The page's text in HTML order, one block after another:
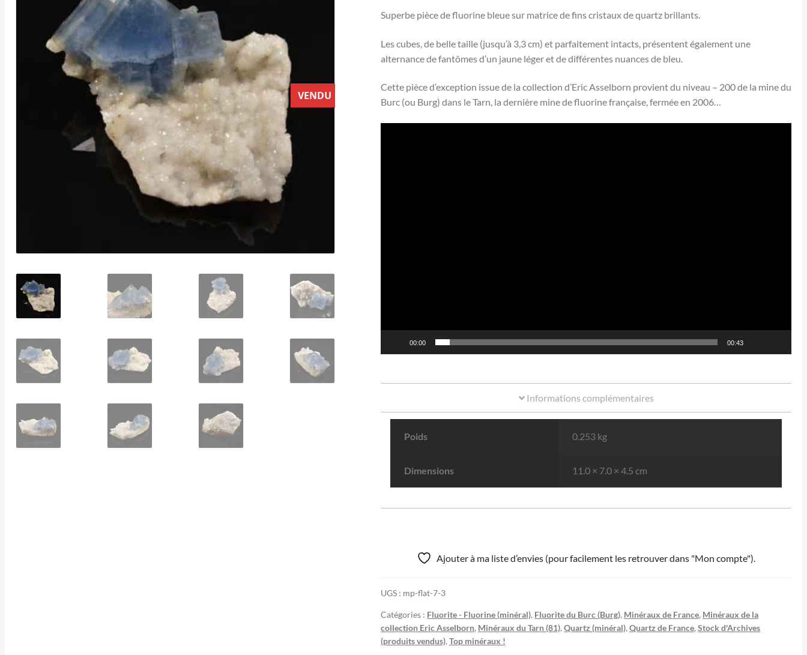
VENDU
Superbe pièce de fluorine bleue sur matrice de fins cristaux de quartz brillants.
Les cubes, de belle taille (jusqu’à 3,3 cm) et parfaitement intacts, présentent également une
alternance de fantômes d’un jaune léger et de différentes nuances de bleu.
Cette pièce d’exception issue de la collection d’Eric Asselborn provient du niveau – 200 de la mine du
Burc (ou Burg) dans le Tarn, la dernière mine de fluorine française, fermée en 2006…
00:00 00:43
Informations complémentaires
Poids 0.253 kg
Dimensions 11.0 × 7.0 × 4.5 cm
Ajouter à ma liste d’envies (pour facilement les retrouver dans "Mon compte").
UGS : mp-flat-7-3
Catégories : Fluorite - Fluorine (minéral), Fluorite du Burc (Burg), Minéraux de France, Minéraux de la
collection Eric Asselborn, Minéraux du Tarn (81), Quartz (minéral), Quartz de France, Stock d'Archives
(produits vendus), Top minéraux !